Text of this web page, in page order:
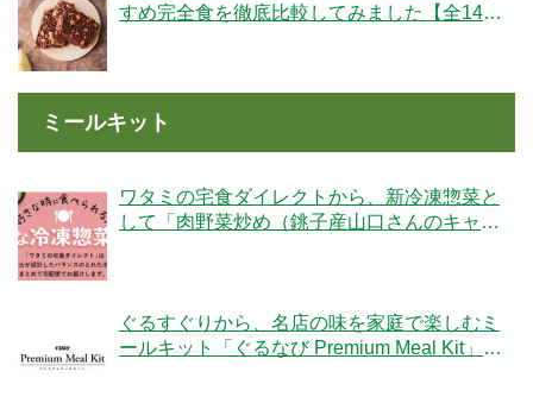
すめ完全食を徹底比較してみました【全14
ミールキット
ワタミの宅食ダイレクトから、新冷凍惣菜と
して「肉野菜炒め（銚子産山口さんのキャベ
ぐるすぐりから、名店の味を家庭で楽しむミ
ールキット「ぐるなび Premium Meal Kit」シ